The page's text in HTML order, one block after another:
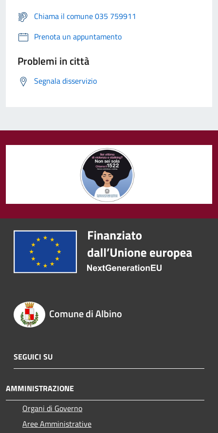
Chiama il comune 035 759911
Prenota un appuntamento
Problemi in città
Segnala disservizio
Comune di Albino
SEGUICI SU
AMMINISTRAZIONE
Organi di Governo
Aree Amministrative